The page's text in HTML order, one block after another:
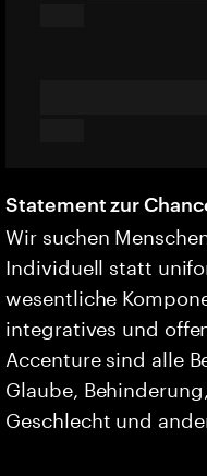
Statement zur
Wir suchen
Individuell statt
wesentliche
integratives und
Accenture sind alle
Glaube,
Geschlecht und